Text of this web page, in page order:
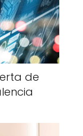
de